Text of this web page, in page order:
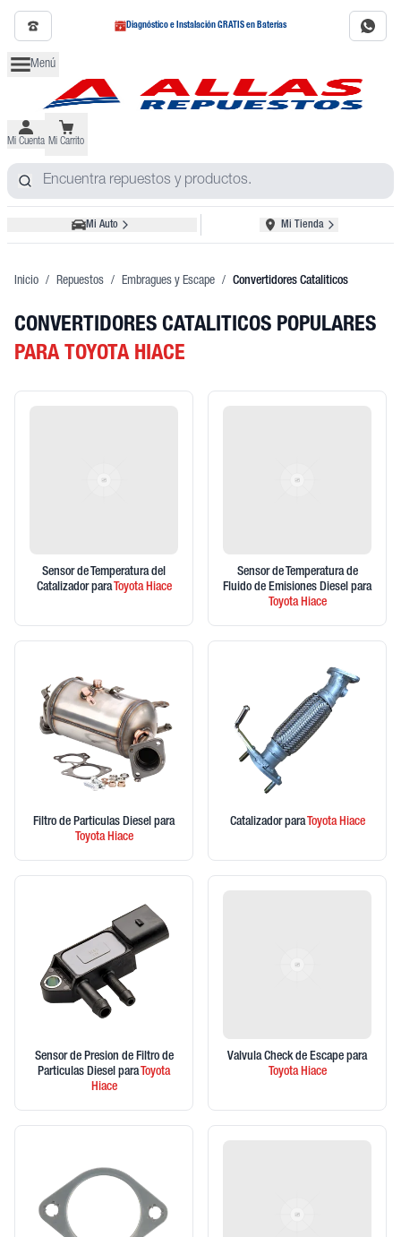
Diagnóstico e Instalación GRATIS en Baterías
Menú
Mi Cuenta Mi Carrito
Mi Auto Mi Tienda
Inicio / Repuestos / Embragues y Escape / Convertidores Cataliticos
CONVERTIDORES CATALITICOS POPULARES
PARA TOYOTA HIACE
Sensor de Temperatura del
Catalizador para ToyotaHiace
Sensor de Temperatura de
Fluido de Emisiones Diesel para
ToyotaHiace
Filtro de Particulas Diesel para
ToyotaHiace
Catalizador para ToyotaHiace
Sensor de Presion de Filtro de
Particulas Diesel para Toyota
Hiace
Valvula Check de Escape para
ToyotaHiace